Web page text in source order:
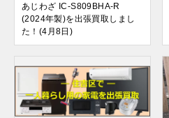
あじわざ IC-S809BHA-R
(2024年製)を出張買取しまし
た！(4月8日)